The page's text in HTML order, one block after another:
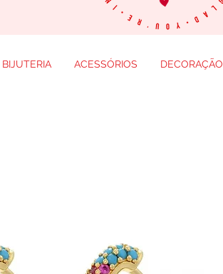
BIJUTERIA ACESSÓRIOS DECORAÇÃO